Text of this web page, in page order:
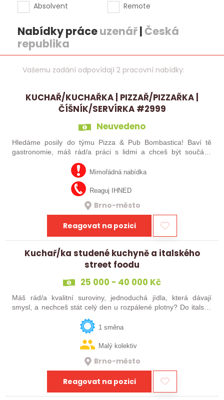
Absolvent
Remote
Nabídky práceuzenář|Česká
republika
Vašemu zadání odpovídají 2 pracovní nabídky:
KUCHAŘ/KUCHAŘKA | PIZZAŘ/PIZZAŘKA |
ČÍŠNÍK/SERVÍRKA #2999
Neuvedeno
Hledáme posily do týmu Pizza & Pub Bombastica! Baví tě
gastronomie, máš rád/a práci s lidmi a chceš být součástí
týmu, kde se nehraje jen na „odpracovanou směnu“, ale na
společný výsledek? Do…Mimořádná nabídka
Reaguj IHNED
Brno-město
Reagovat na pozici
Kuchař/ka studené kuchyně a italského
street foodu
25 000 - 40 000 Kč
Máš rád/a kvalitní suroviny, jednoduchá jídla, která dávají
smysl, a nechceš stát celý den u rozpálené plotny? Do italské
1 směna
Malý kolektiv
Brno-město
Reagovat na pozici